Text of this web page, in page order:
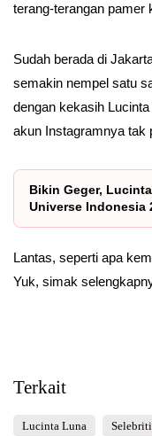
terang-terangan pamer
Sudah berada di
semakin nempel satu
dengan kekasih
akun Instagramnya tak
Bikin Geger,
Universe Indonesia
Lantas, seperti apa
Yuk, simak
Terkait
Lucinta Luna